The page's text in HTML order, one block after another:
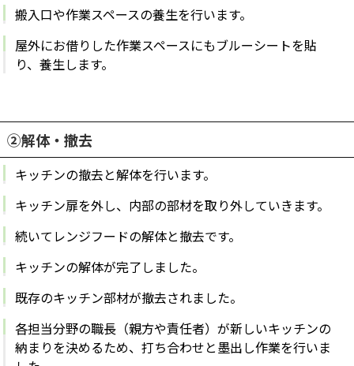
搬入口や作業スペースの養生を行います。
屋外にお借りした作業スペースにもブルーシートを貼
り、養生します。
②解体・撤去
キッチンの撤去と解体を行います。
キッチン扉を外し、内部の部材を取り外していきます。
続いてレンジフードの解体と撤去です。
キッチンの解体が完了しました。
既存のキッチン部材が撤去されました。
各担当分野の職長（親方や責任者）が新しいキッチンの
納まりを決めるため、打ち合わせと墨出し作業を行いま